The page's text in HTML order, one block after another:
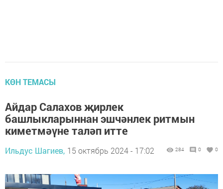
КӨН ТЕМАСЫ
Айдар Салахов җирлек
башлыкларыннан эшчәнлек ритмын
киметмәүне таләп итте
Ильдус Шагиев, 15 октябрь 2024 - 17:02 284 0 0